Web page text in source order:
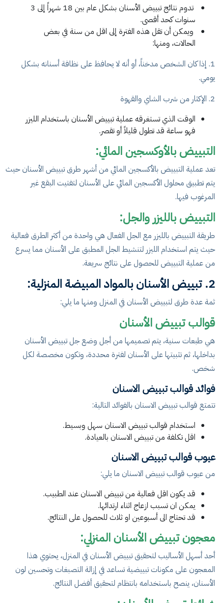
تدوم نتائج تبييض الأسنان بشكل عام بين 18 شهراً إلى 3
سنوات كحد أقصى.
ويمكن أن تقل هذه الفترة إلى اقل من سنة في بعض
الحالات، ومنها:
1. إذا كان الشخص مدخناً، أو أنه لا يحافظ على نظافة أسنانه بشكل
يومي.
2. الإكثار من شرب الشاي والقهوة
الوقت الذي تستغرقه عملية تبييض الأسنان باستخدام الليزر
فهو ساعة قد تطول قليلاً أو تقصر.
التبييض بالأوكسجين المائي:
تعد عملية التبييض بالأكسجين المائي من أشهر طرق تبييض الأسنان حيث
يتم تطبيق محلول الأكسجين المائي على الأسنان لتفتيت البقع غير
المرغوب فيها.
التبييض بالليزر والجل:
طريقة التبييض بالليزر مع الجل الفعال هي واحدة من أكثر الطرق فعالية
حيث يتم استخدام الليزر لتنشيط الجل المطبق على الأسنان مما يسرع
من عملية التبييض للحصول على نتائج سريعة.
2. تبييض الأسنان بالمواد المبيضة المنزلية:
ثمة عدة طرق لتبييض الأسنان في المنزل ومنها ما يلي:
قوالب تبييض الأسنان
هي طبعات سنية، يتم تصميمها من أجل وضع جل تبييض الأسنان
بداخلها، ثم تثبيتها على الأسنان لفترة محددة، وتكون مخصصة لكل
شخص.
فوائد قوالب تبييض الاسنان
تتمتع قوالب تبييض الاسنان بالفوائد التالية:
استخدام قوالب تبييض الاسنان سهل وبسيط.
اقل تكلفة من تبييض الاسنان بالعيادة.
عيوب قوالب تبييض الاسنان
من عيوب قوالب تبييض الاسنان ما يلي:
قد يكون اقل فعالية من تبييض الاسنان عند الطبيب.
يمكن ان تسبب ازعاج اثناء ارتدائها.
قد تحتاج الى أسبوعين او ثلاث للحصول على النتائج.
معجون تبييض الأسنان المنزلي:
أحد أسهل الأساليب لتحقيق تبييض الأسنان في المنزل، يحتوي هذا
المعجون على مكونات تبييضية تساعد في إزالة التصبغات وتحسين لون
الأسنان، ينصح باستخدامه بانتظام لتحقيق أفضل النتائج.